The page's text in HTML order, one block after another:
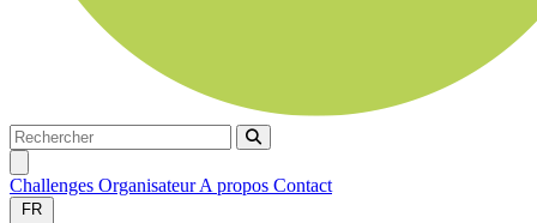
Rechercher
Rechercher
Challenges OrganisateurA propos Contact
FR